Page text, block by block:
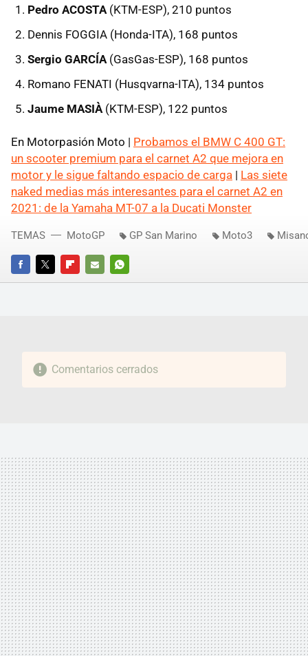
Pedro ACOSTA (KTM-ESP), 210 puntos
Dennis FOGGIA (Honda-ITA), 168 puntos
Sergio GARCÍA (GasGas-ESP), 168 puntos
Romano FENATI (Husqvarna-ITA), 134 puntos
Jaume MASIÀ (KTM-ESP), 122 puntos
En Motorpasión Moto | Probamos el BMW C 400 GT:
un scooter premium para el carnet A2 que mejora en
motor y le sigue faltando espacio de carga | Las siete
naked medias más interesantes para el carnet A2 en
2021: de la Yamaha MT-07 a la Ducati Monster
FACEBOOKTWITTERFLIPBOARD
E-
WHATSAPP
TEMAS MotoGP GP San Marino Moto3
Comentarios cerrados